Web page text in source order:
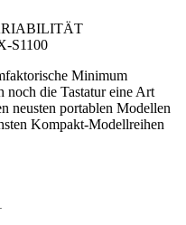
S1100
Minimum
noch die Tastatur eine Art
neusten portablen Modellen
Kompakt-Modellreihen